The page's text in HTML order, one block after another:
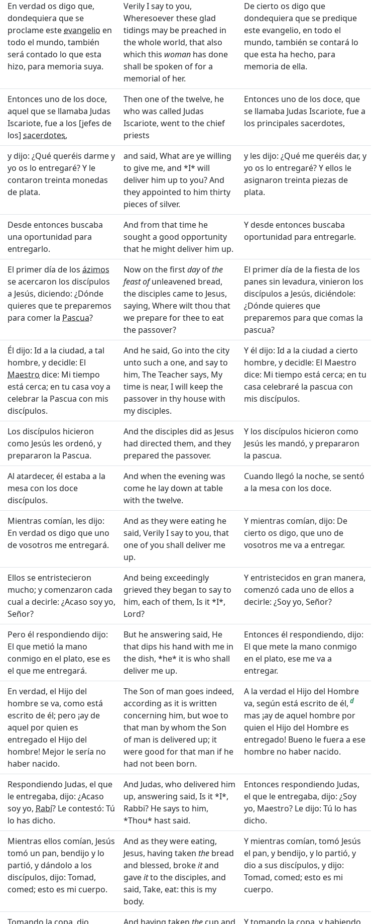
En verdad os digo que,
dondequiera que se
proclame este evangelio en
todo el mundo, también
será contado lo que esta
hizo, para memoria suya.
Verily I say to you,
Wheresoever these glad
tidings may be preached in
the whole world, that also
which this woman has done
shall be spoken of for a
memorial of her.
De cierto os digo que
dondequiera que se predique
este evangelio, en todo el
mundo, también se contará lo
que esta ha hecho, para
memoria de ella.
Entonces uno de los doce,
aquel que se llamaba Judas
Iscariote, fue a los [jefes de
los] sacerdotes,
Then one of the twelve, he
who was called Judas
Iscariote, went to the chief
priests
Entonces uno de los doce, que
se llamaba Judas Iscariote, fue a
los principales sacerdotes,
y dijo: ¿Qué queréis darme y
yo os lo entregaré? Y le
contaron treinta monedas
de plata.
and said, What are ye willing
to give me, and *I* will
deliver him up to you? And
they appointed to him thirty
pieces of silver.
y les dijo: ¿Qué me queréis dar, y
yo os lo entregaré? Y ellos le
asignaron treinta piezas de
plata.
Desde entonces buscaba
una oportunidad para
entregarlo.
And from that time he
sought a good opportunity
that he might deliver him up.
Y desde entonces buscaba
oportunidad para entregarle.
El primer día de los ázimos
se acercaron los discípulos
a Jesús, diciendo: ¿Dónde
quieres que te preparemos
para comer la Pascua?
Now on the firstdayofthe
feast ofunleavened bread,
the disciples came to Jesus,
saying, Where wilt thou that
we prepare for thee to eat
the passover?
El primer día de la fiesta de los
panes sin levadura, vinieron los
discípulos a Jesús, diciéndole:
¿Dónde quieres que
preparemos para que comas la
pascua?
Él dijo: Id a la ciudad, a tal
hombre, y decidle: El
Maestro dice: Mi tiempo
está cerca; en tu casa voy a
celebrar la Pascua con mis
discípulos.
And he said, Go into the city
unto such a one, and say to
him, The Teacher says, My
time is near, I will keep the
passover in thy house with
my disciples.
Y él dijo: Id a la ciudad a cierto
hombre, y decidle: El Maestro
dice: Mi tiempo está cerca; en tu
casa celebraré la pascua con
mis discípulos.
Los discípulos hicieron
como Jesús les ordenó, y
prepararon la Pascua.
And the disciples did as Jesus
had directed them, and they
prepared the passover.
Y los discípulos hicieron como
Jesús les mandó, y prepararon
la pascua.
Al atardecer, él estaba a la
mesa con los doce
discípulos.
And when the evening was
come he lay down at table
with the twelve.
Cuando llegó la noche, se sentó
a la mesa con los doce.
Mientras comían, les dijo:
En verdad os digo que uno
de vosotros me entregará.
And as they were eating he
said, Verily I say to you, that
one of you shall deliver me
up.
Y mientras comían, dijo: De
cierto os digo, que uno de
vosotros me va a entregar.
Ellos se entristecieron
mucho; y comenzaron cada
cual a decirle: ¿Acaso soy yo,
Señor?
And being exceedingly
grieved they began to say to
him, each of them, Is it *I*,
Lord?
Y entristecidos en gran manera,
comenzó cada uno de ellos a
decirle: ¿Soy yo, Señor?
Pero él respondiendo dijo:
El que metió la mano
conmigo en el plato, ese es
el que me entregará.
But he answering said, He
that dips his hand with me in
the dish, *he* it is who shall
deliver me up.
Entonces él respondiendo, dijo:
El que mete la mano conmigo
en el plato, ese me va a
entregar.
En verdad, el Hijo del
hombre se va, como está
escrito de él; pero ¡ay de
aquel por quien es
entregado el Hijo del
hombre! Mejor le sería no
haber nacido.
The Son of man goes indeed,
according as it is written
concerning him, but woe to
that man by whom the Son
of man is delivered up; it
were good for that man if he
had not been born.
A la verdad el Hijo del Hombre
va, según está escrito de él, d
mas ¡ay de aquel hombre por
quien el Hijo del Hombre es
entregado! Bueno le fuera a ese
hombre no haber nacido.
Respondiendo Judas, el que
le entregaba, dijo: ¿Acaso
soy yo, Rabí? Le contestó: Tú
lo has dicho.
And Judas, who delivered him
up, answering said, Is it *I*,
Rabbi? He says to him,
*Thou* hast said.
Entonces respondiendo Judas,
el que le entregaba, dijo: ¿Soy
yo, Maestro? Le dijo: Tú lo has
dicho.
Mientras ellos comían, Jesús
tomó un pan, bendijo y lo
partió, y dándolo a los
discípulos, dijo: Tomad,
comed; esto es mi cuerpo.
And as they were eating,
Jesus, having taken the bread
and blessed, brokeitand
gaveitto the disciples, and
said, Take, eat: this is my
body.
Y mientras comían, tomó Jesús
el pan, y bendijo, y lo partió, y
dio a sus discípulos, y dijo:
Tomad, comed; esto es mi
cuerpo.